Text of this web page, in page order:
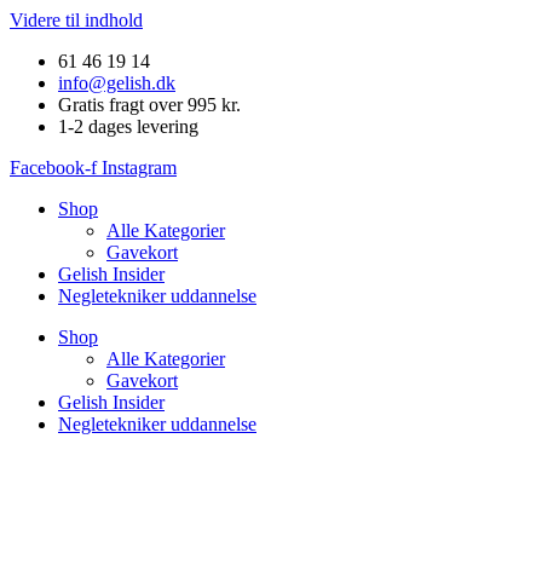
Videre til indhold
61 46 19 14
info@gelish.dk
Gratis fragt over 995 kr.
1-2 dages levering
Facebook-f Instagram
Shop
Alle Kategorier
Gavekort
Gelish Insider
Negletekniker uddannelse
Shop
Alle Kategorier
Gavekort
Gelish Insider
Negletekniker uddannelse